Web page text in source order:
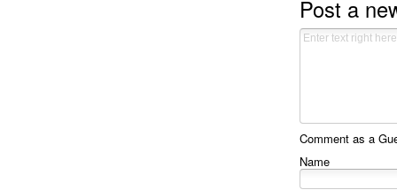
Post a
Comment as a
Name